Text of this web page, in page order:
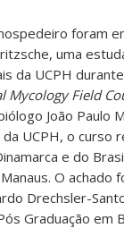
foram
uma
da UCPH
Mycology Field
João Paulo
UCPH, o curso
e do
O achado
Drechsler-
Graduação em